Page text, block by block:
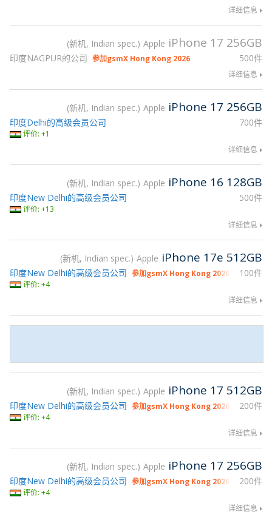
详细信息
新机, Indian spec. Apple iPhone 17 256GB
500件
印度NAGPUR的公司 参加gsmX Hong Kong 2026
详细信息
新机, Indian spec. Apple iPhone 17 256GB
700件
印度Delhi的高级会员公司
评价: +1
详细信息
新机, Indian spec. Apple iPhone 16 128GB
500件
印度New Delhi的高级会员公司
评价: +13
详细信息
新机, Indian spec. Apple iPhone 17e 512GB
100件
印度New Delhi的高级会员公司 参加gsmX Hong Kong 2026
评价: +4
详细信息
新机, Indian spec. Apple iPhone 17 512GB
200件
印度New Delhi的高级会员公司 参加gsmX Hong Kong 2026
评价: +4
详细信息
新机, Indian spec. Apple iPhone 17 256GB
200件
印度New Delhi的高级会员公司 参加gsmX Hong Kong 2026
评价: +4
详细信息